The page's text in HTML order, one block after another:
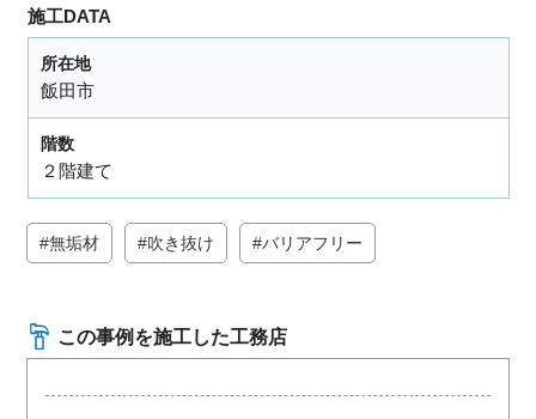
施工DATA
所在地
飯田市
階数
２階建て
無垢材 吹き抜け バリアフリー
この事例を施工した工務店